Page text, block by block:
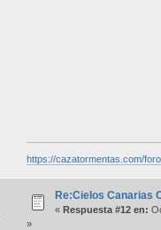
https://cazatormentas.com/
Re:Cielos Canarias
« Respuesta #12 en:
»